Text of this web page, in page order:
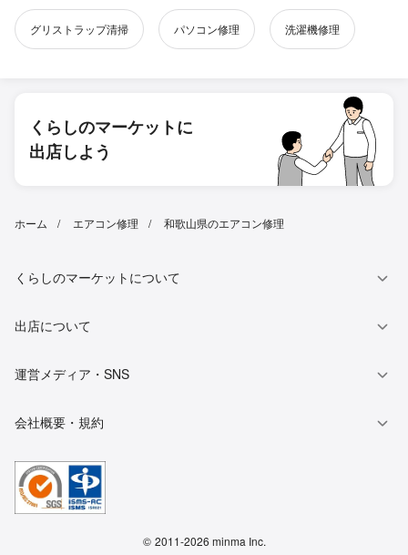
グリストラップ清掃 パソコン修理 洗濯機修理
くらしのマーケットに
出店しよう
ホーム エアコン修理 和歌山県のエアコン修理
くらしのマーケットについて
出店について
運営メディア・SNS
会社概要・規約
© 2011-2026 minma Inc.